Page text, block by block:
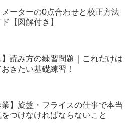
ーターの0点合わせと校正方法
【図解付き】
】読み方の練習問題｜これだけは
きたい基礎練習！
業】旋盤・フライスの仕事で本当
つけなければならないこと